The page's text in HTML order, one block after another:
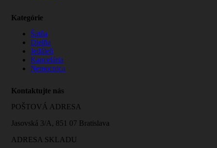
Kategórie
Šatňa
Dielňa
Jedáleň
Kancelária
Nemocnica
Kontaktujte nás
POŠTOVÁ ADRESA
Jasovská 3/A, 851 07 Bratislava
ADRESA SKLADU